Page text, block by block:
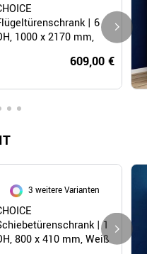
| 6
1000 x 2170 mm,
609,00 €
3 weitere Varianten
| 1
800 x 410 mm, Weiß